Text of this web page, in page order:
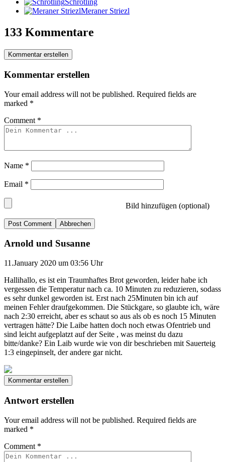
Schrotling
Meraner Striezl
133 Kommentare
Kommentar erstellen
Kommentar erstellen
Your email address will not be published. Required fields are
marked *
Comment *
Name *
Email *
Bild hinzufügen (optional)
Abbrechen
Arnold und Susanne
11.January 2020 um 03:56 Uhr
Hallihallo, es ist ein Traumhaftes Brot geworden, leider habe ich
vergessen die Temperatur nach ca. 10 Minuten zu reduzieren, sodass
es sehr dunkel geworden ist. Erst nach 25Minuten bin ich auf
meinen Fehler draufgekommen. Die Stückgare, so glaubte ich, wäre
nach 2:30 erreicht, aber es schaut so aus als ob es noch 15 Minuten
vertragen hätte? Die Laibe hatten doch noch etwas Ofentrieb und
sind leicht aufgeplatzt auf der Seite , was meinst du dazu
bitte/danke? Ein Laib wurde wie von dir beschrieben mit Sauerteig
1:3 eingepinselt, der andere gar nicht.
Kommentar erstellen
Antwort erstellen
Your email address will not be published. Required fields are
marked *
Comment *